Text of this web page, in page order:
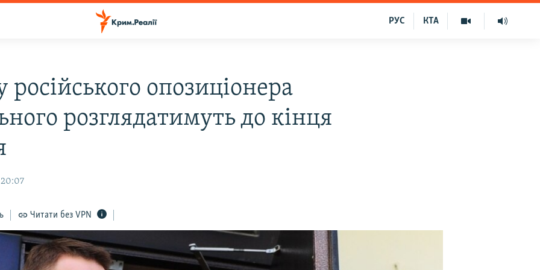
КТА
РУС
російського опозиціонера
розглядатимуть до кінця
20:07
Читати без VPN